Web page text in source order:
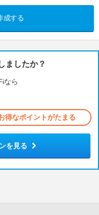
成する
ましたか？
なら
得なポイントがたまる
を見る